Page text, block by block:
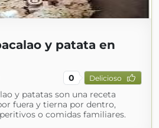
y patata en
0 Delicioso
y patatas son una receta
fuera y tierna por dentro,
o comidas familiares.